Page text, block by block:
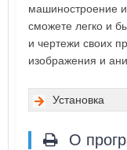
машиностроение
сможете легко и
и чертежи своих
изображения и
Установка
О